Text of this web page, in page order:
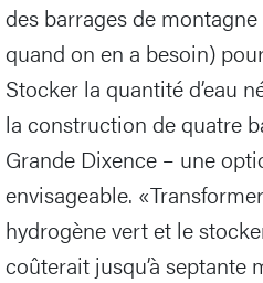
des barrages de
quand on en a besoin)
Stocker la quantité d’eau
la construction de quatre
Grande Dixence – une
envisageable.
hydrogène vert et le
coûterait jusqu’à septante